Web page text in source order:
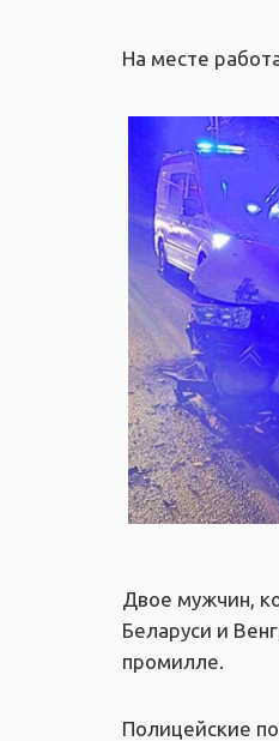
На месте
Двое мужчин,
Беларуси и
промилле.
Полицейские